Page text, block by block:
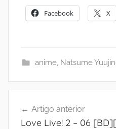
Facebook X
anime, Natsume
de
Artigo anterior
Love Live! 2 – 06